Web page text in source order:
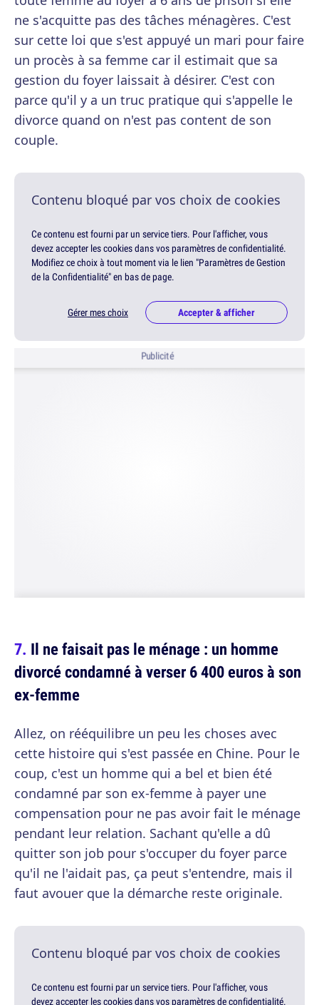
ne s'acquitte pas des tâches ménagères. C'est
sur cette loi que s'est appuyé un mari pour faire
un procès à sa femme car il estimait que sa
gestion du foyer laissait à désirer. C'est con
parce qu'il y a un truc pratique qui s'appelle le
divorce quand on n'est pas content de son
couple.
Contenu bloqué par vos choix de cookies
Ce contenu est fourni par un service tiers. Pour l'afficher, vous
devez accepter les cookies dans vos paramètres de confidentialité.
Modifiez ce choix à tout moment via le lien "Paramètres de Gestion
de la Confidentialité" en bas de page.
Gérer mes choix Accepter & afficher
Publicité
Il ne faisait pas le ménage : un homme
divorcé condamné à verser 6 400 euros à son
ex-femme
Allez, on rééquilibre un peu les choses avec
cette histoire qui s'est passée en Chine. Pour le
coup, c'est un homme qui a bel et bien été
condamné par son ex-femme à payer une
compensation pour ne pas avoir fait le ménage
pendant leur relation. Sachant qu'elle a dû
quitter son job pour s'occuper du foyer parce
qu'il ne l'aidait pas, ça peut s'entendre, mais il
faut avouer que la démarche reste originale.
Contenu bloqué par vos choix de cookies
Ce contenu est fourni par un service tiers. Pour l'afficher, vous
devez accepter les cookies dans vos paramètres de confidentialité.